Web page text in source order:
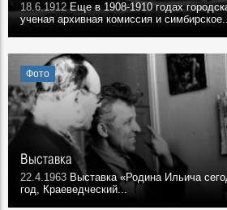
18.6.1912Еще в 1908-1910 годах
ученая архивная комиссия и
Фото
Выставка
22.4.1963 Выставка «Родина Ильича
год, Краеведческий...